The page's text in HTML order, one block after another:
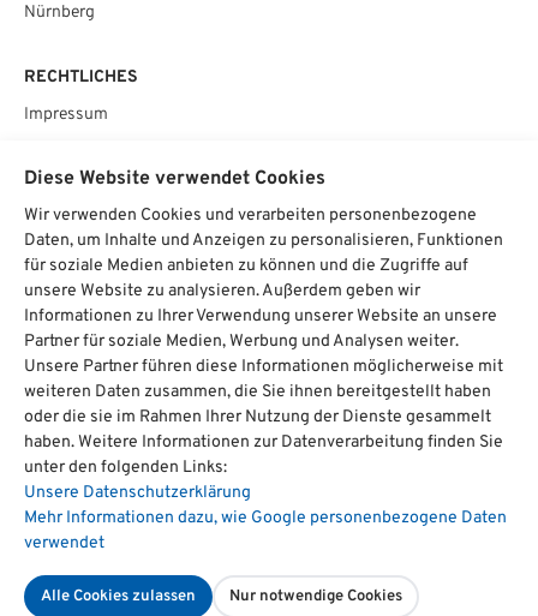
RECHTLICHES
Impressum
AGB
Cookie­einstellungen
Nürnberg
SOCIAL
Chat starten
hat4,74
von5
Über1700Bewertungen auf ProvenExpert.com
Diese Website verwendet Cookies
Wir verwenden Cookies und verarbeiten personenbezogene
Daten, um Inhalte und Anzeigen zu personalisieren, Funktionen
für soziale Medien anbieten zu können und die Zugriffe auf
unsere Website zu analysieren. Außerdem geben wir
Informationen zu Ihrer Verwendung unserer Website an unsere
Partner für soziale Medien, Werbung und Analysen weiter.
Unsere Partner führen diese Informationen möglicherweise mit
weiteren Daten zusammen, die Sie ihnen bereitgestellt haben
oder die sie im Rahmen Ihrer Nutzung der Dienste gesammelt
haben. Weitere Informationen zur Datenverarbeitung finden Sie
unter den folgenden Links:
Unsere Datenschutzerklärung
Mehr Informationen dazu, wie Google personenbezogene Daten
verwendet
Alle Cookies zulassen Nur notwendige Cookies